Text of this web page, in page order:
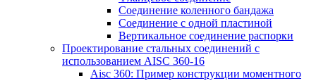
Соединение коленного бандажа
Соединение с одной пластиной
Вертикальное соединение распорки
Проектирование стальных соединений с
использованием AISC 360-16
Aisc 360: Пример конструкции моментного